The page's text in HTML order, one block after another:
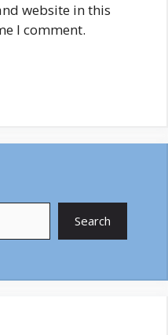
website in this
I comment.
Search